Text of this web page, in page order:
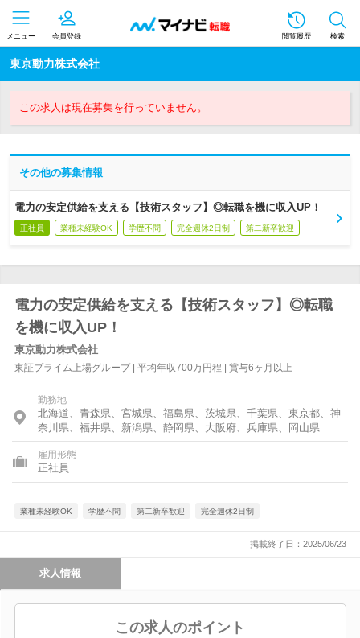
メニュー 会員登録 閲覧履歴 検索
東京動力株式会社
この求人は現在募集を行っていません。
その他の募集情報
電力の安定供給を支える【技術スタッフ】◎転職を機に収入UP！
正社員 業種未経験OK 学歴不問 完全週休2日制 第二新卒歓迎
電力の安定供給を支える【技術スタッフ】◎転職
を機に収入UP！
東京動力株式会社
東証プライム上場グループ | 平均年収700万円程 | 賞与6ヶ月以上
勤務地
北海道、青森県、宮城県、福島県、茨城県、千葉県、東京都、神
奈川県、福井県、新潟県、静岡県、大阪府、兵庫県、岡山県
雇用形態
正社員
業種未経験OK 学歴不問 第二新卒歓迎 完全週休2日制
掲載終了日：2025/06/23
求人情報
この求人のポイント